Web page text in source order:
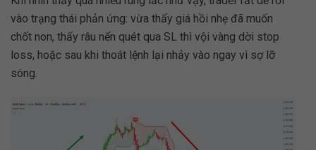
vào trạng thái phản ứng: vừa thấy giá hồi nhẹ đã muốn
chốt non, thấy râu nến quét qua SL thì vội vàng dời stop
loss, hoặc sau khi thoát lệnh lại nhảy vào ngay vì sợ lỡ
sóng.